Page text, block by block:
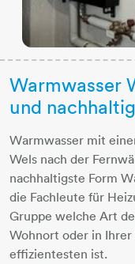
Warmwasser
und nachhaltig
Warmwasser mit
Wels nach der
nachhaltigste Form
die Fachleute für
Gruppe welche Art
Wohnort oder in
effizientesten ist.